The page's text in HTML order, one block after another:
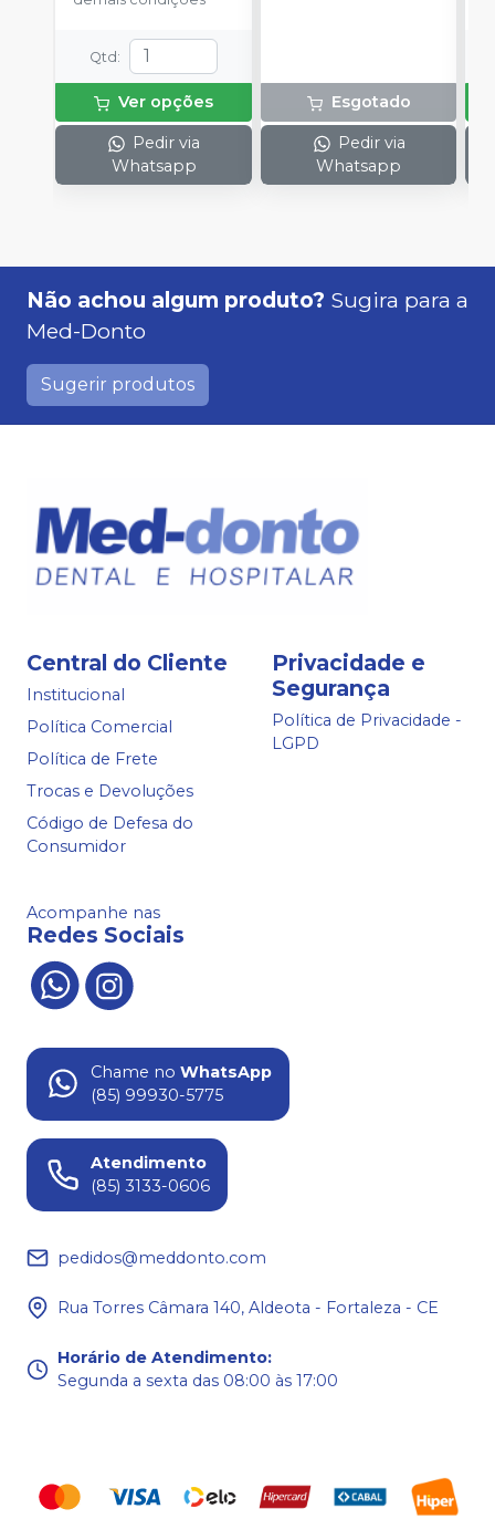
Qtd :
Ver opções
Pedir via
Whatsapp
Esgotado
Pedir via
Whatsapp
Não achou algum produto? Sugira para a
Med-Donto
Sugerir produtos
Central do Cliente
Institucional
Política Comercial
Política de Frete
Trocas e Devoluções
Código de Defesa do
Consumidor
Privacidade e
Segurança
Política de Privacidade -
LGPD
Acompanhe nas
Redes Sociais
Chame no WhatsApp
(85) 99930-5775
Atendimento
(85) 3133-0606
pedidos@meddonto.com
Rua Torres Câmara 140, Aldeota - Fortaleza - CE
Horário de Atendimento:
Segunda a sexta das 08:00 às 17:00